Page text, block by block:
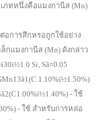
ภทหนึ่งคือแมงกานีส (Mn)
อการสึกหรอถูกใช้อย่าง
กแมงกานีส (Mn) ดังกล่าว
Si, Sâ¤0.05
1.10%ï½1.50%)
- ใช้
- ใช้ สำหรับการหล่อ